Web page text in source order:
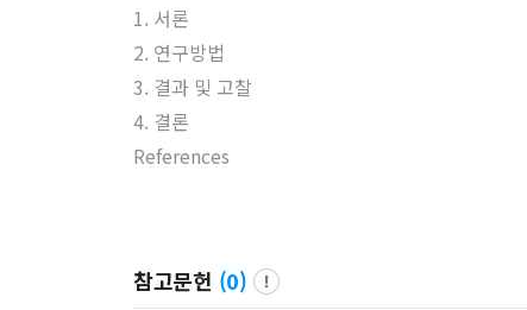
1. 서론
2. 연구방법
3. 결과 및 고찰
4. 결론
References
참고문헌 (0)